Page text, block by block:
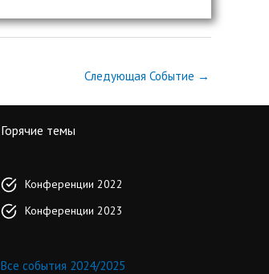
Следующая Событие →
Горячие темы
Конференции 2022
Конференции 2023
Все события 2024/2025